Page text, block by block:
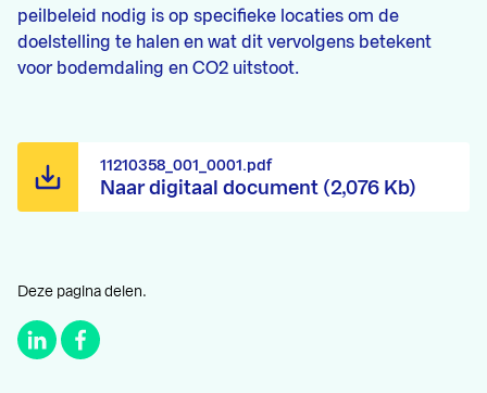
peilbeleid nodig is op specifieke locaties om de
doelstelling te halen en wat dit vervolgens betekent
voor bodemdaling en CO2 uitstoot.
Naar digitaal document (2,076 Kb)
11210358_001_0001.pdf
Deze pagina delen.